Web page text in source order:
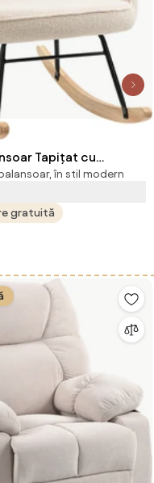
Tapițat cu
Lemn și Oțel pentru
71x92x101 cm, Bej
în stil modern
gratuită